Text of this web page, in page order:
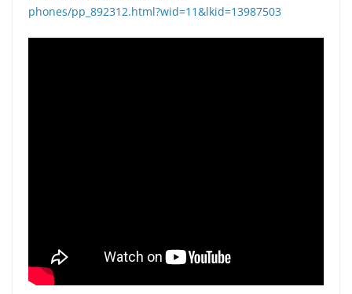
phones/pp_892312.html?wid=11&lkid=13987503